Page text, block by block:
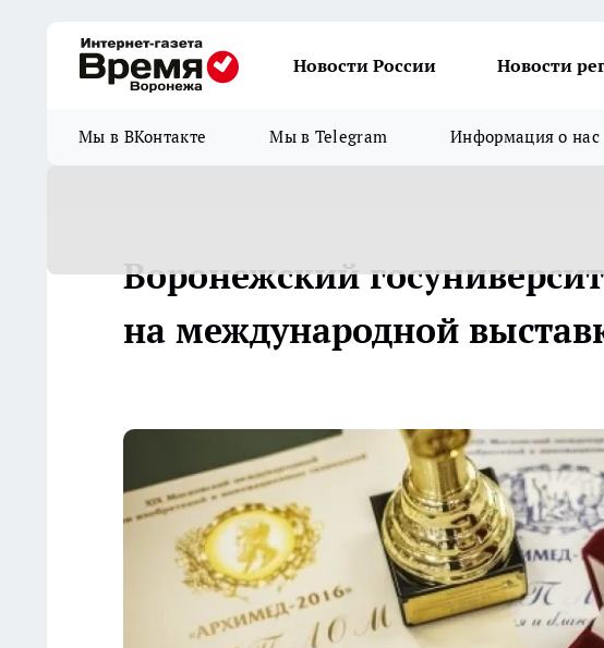
Новости России Новости
Мы в ВКонтакте Мы в Telegram Информация о нас
Воронежский
на международной